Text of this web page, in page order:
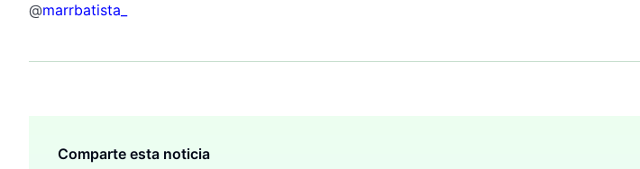
@marrbatista_
Comparte esta noticia